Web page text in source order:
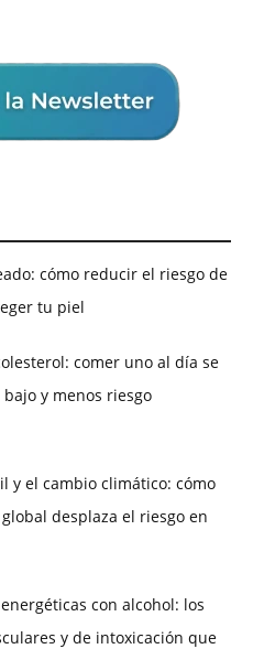
cómo reducir el riesgo de
tu piel
comer uno al día se
bajo y menos riesgo
y el cambio climático: cómo
desplaza el riesgo en
con alcohol: los
y de intoxicación que